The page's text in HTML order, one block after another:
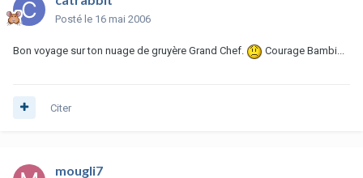
Posté le 16 mai 2006
Bon voyage sur ton nuage de gruyère Grand Chef. Courage Bambi...
Citer
mougli7